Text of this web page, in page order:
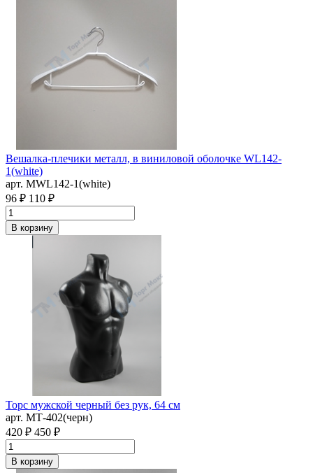
Вешалка-плечики металл, в виниловой оболочке WL142-
1(white)
арт. MWL142-1(white)
96 ₽ 110 ₽
В корзину
Торс мужской черный без рук, 64 см
арт. MТ-402(черн)
420 ₽ 450 ₽
В корзину